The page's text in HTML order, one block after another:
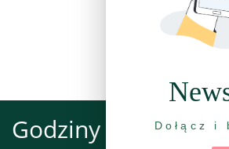
Godziny pracy biura
Dołącz i